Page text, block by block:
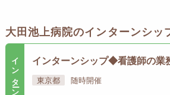
大田池上病院のインターンシッ
インターン インターンシップ◆看護師の業
東京都 随時開催